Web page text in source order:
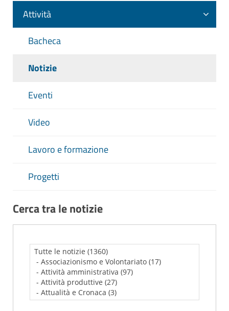
Attività
Bacheca
Notizie
Eventi
Video
Lavoro e formazione
Progetti
Cerca tra le notizie